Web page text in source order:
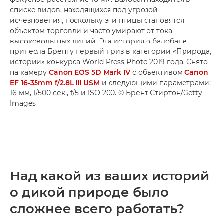
списке видов, находящихся под угрозой
исчезновения, поскольку эти птицы становятся
объектом торговли и часто умирают от тока
высоковольтных линий. Эта история о балобане
принесла Бренту первый приз в категории «Природа,
истории» конкурса World Press Photo 2019 года. Снято
на камеру Canon EOS 5D Mark IV с объективом Canon
EF 16-35mm f/2.8L III USM и следующими параметрами:
16 мм, 1/500 сек., f/5 и ISO 200. © Брент Стиртон/Getty
Images
Над какой из ваших историй
о дикой природе было
сложнее всего работать?